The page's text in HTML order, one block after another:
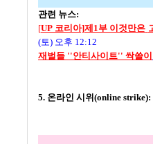
관련 뉴스:
[UP 코리아]제1부 이것만은
(토) 오후 12:12
재벌들 ''안티사이트'' 싹쓸이
5. 온라인 시위(online strike):